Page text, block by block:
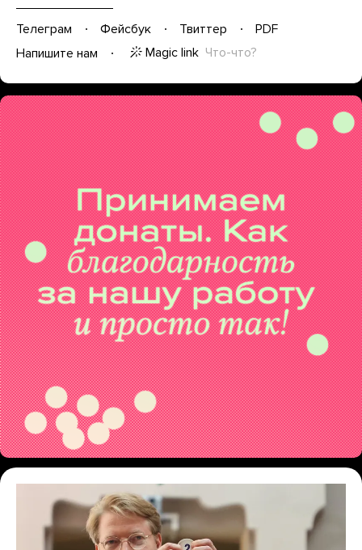
Телеграм Фейсбук Твиттер
PDF
Напишите нам
Magic link Что-что?